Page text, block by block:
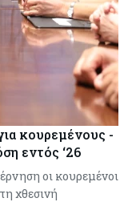
κουρεμένους -
εντός ‘26
οι κουρεμένοι
χθεσινή